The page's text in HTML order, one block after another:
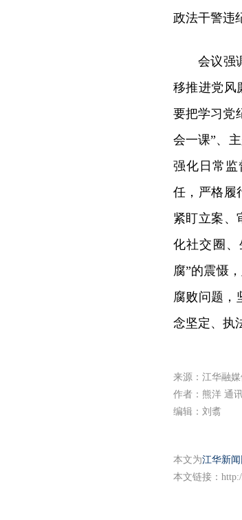
政法干警违
会议强
移推进党风
要把学习党
会一课”、
强化日常监
任，严格履
紧盯立案、
化社交圈
腐”的震慑
腐败问题，
念坚定、执
来源：江华融
作者：熊洋 通
编辑：刘翥
本文为江华新闻
本文链接：